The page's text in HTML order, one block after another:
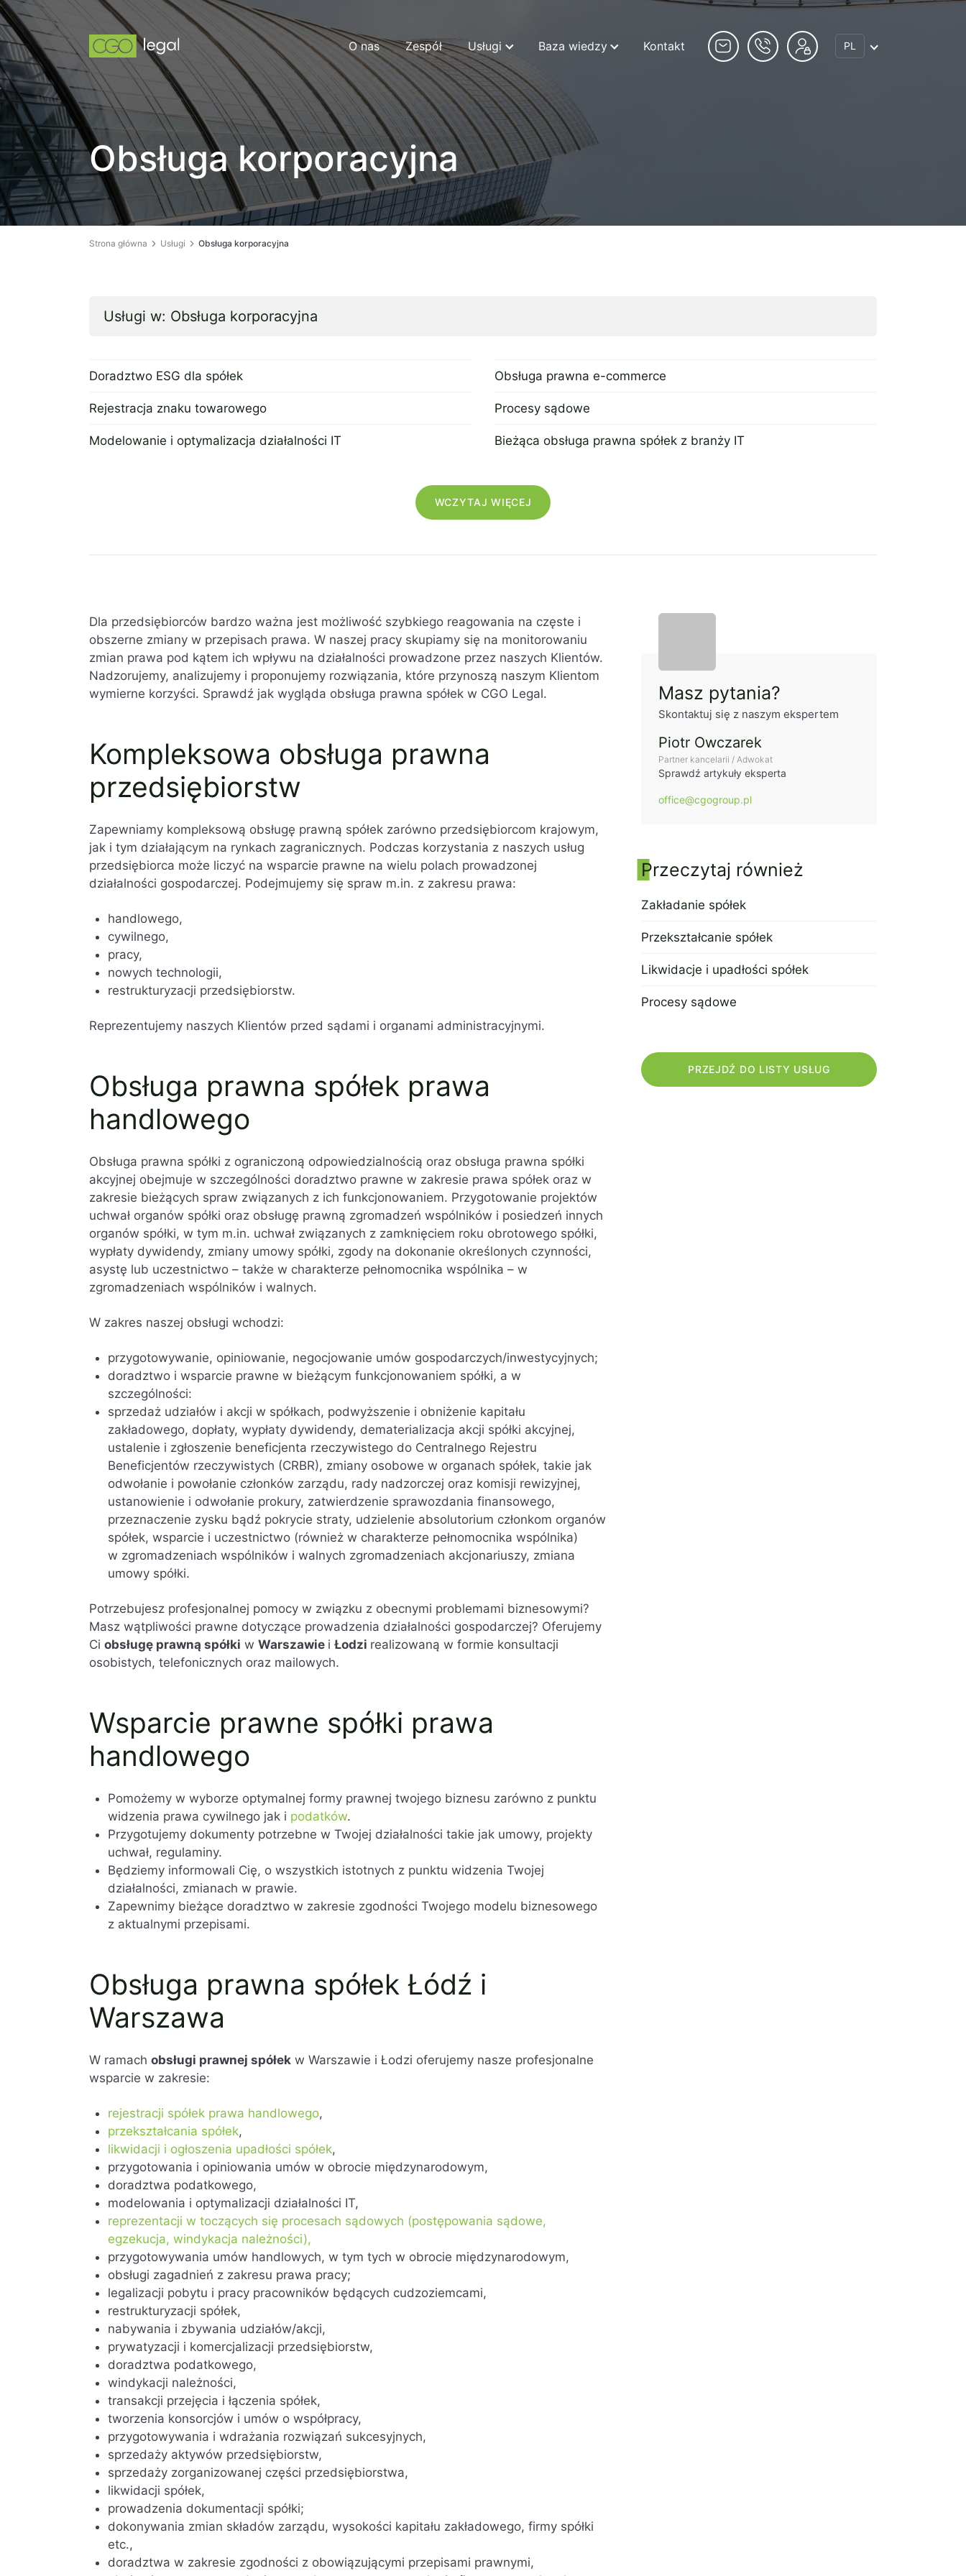
O nas Zespół Usługi Baza wiedzy Kontakt PL
Obsługa korporacyjna
Strona główna Usługi Obsługa korporacyjna
Usługi w: Obsługa korporacyjna
Doradztwo ESG dla spółek Obsługa prawna e-commerce
Rejestracja znaku towarowego Procesy sądowe
Modelowanie i optymalizacja działalności IT Bieżąca obsługa prawna spółek z branży IT
WCZYTAJ WIĘCEJ
Dla przedsiębiorców bardzo ważna jest możliwość szybkiego reagowania na częste i
obszerne zmiany w przepisach prawa. W naszej pracy skupiamy się na monitorowaniu
zmian prawa pod kątem ich wpływu na działalności prowadzone przez naszych Klientów.
Nadzorujemy, analizujemy i proponujemy rozwiązania, które przynoszą naszym Klientom
wymierne korzyści. Sprawdź jak wygląda obsługa prawna spółek w CGO Legal.
Kompleksowa obsługa prawna
przedsiębiorstw
Zapewniamy kompleksową obsługę prawną spółek zarówno przedsiębiorcom krajowym,
jak i tym działającym na rynkach zagranicznych. Podczas korzystania z naszych usług
przedsiębiorca może liczyć na wsparcie prawne na wielu polach prowadzonej
działalności gospodarczej. Podejmujemy się spraw m.in. z zakresu prawa:
handlowego,
cywilnego,
pracy,
nowych technologii,
restrukturyzacji przedsiębiorstw.
Reprezentujemy naszych Klientów przed sądami i organami administracyjnymi.
Obsługa prawna spółek prawa
handlowego
Obsługa prawna spółki z ograniczoną odpowiedzialnością oraz obsługa prawna spółki
akcyjnej obejmuje w szczególności doradztwo prawne w zakresie prawa spółek oraz w
zakresie bieżących spraw związanych z ich funkcjonowaniem. Przygotowanie projektów
uchwał organów spółki oraz obsługę prawną zgromadzeń wspólników i posiedzeń innych
organów spółki, w tym m.in. uchwał związanych z zamknięciem roku obrotowego spółki,
wypłaty dywidendy, zmiany umowy spółki, zgody na dokonanie określonych czynności,
asystę lub uczestnictwo – także w charakterze pełnomocnika wspólnika – w
zgromadzeniach wspólników i walnych.
W zakres naszej obsługi wchodzi:
przygotowywanie, opiniowanie, negocjowanie umów gospodarczych/inwestycyjnych;
doradztwo i wsparcie prawne w bieżącym funkcjonowaniem spółki, a w
szczególności:
sprzedaż udziałów i akcji w spółkach, podwyższenie i obniżenie kapitału
zakładowego, dopłaty, wypłaty dywidendy, dematerializacja akcji spółki akcyjnej,
ustalenie i zgłoszenie beneficjenta rzeczywistego do Centralnego Rejestru
Beneficjentów rzeczywistych (CRBR), zmiany osobowe w organach spółek, takie jak
odwołanie i powołanie członków zarządu, rady nadzorczej oraz komisji rewizyjnej,
ustanowienie i odwołanie prokury, zatwierdzenie sprawozdania finansowego,
przeznaczenie zysku bądź pokrycie straty, udzielenie absolutorium członkom organów
spółek, wsparcie i uczestnictwo (również w charakterze pełnomocnika wspólnika)
w zgromadzeniach wspólników i walnych zgromadzeniach akcjonariuszy, zmiana
umowy spółki.
Potrzebujesz profesjonalnej pomocy w związku z obecnymi problemami biznesowymi?
Masz wątpliwości prawne dotyczące prowadzenia działalności gospodarczej? Oferujemy
Ci obsługę prawną spółki w Warszawie i Łodzi realizowaną w formie konsultacji
osobistych, telefonicznych oraz mailowych.
Wsparcie prawne spółki prawa
handlowego
Pomożemy w wyborze optymalnej formy prawnej twojego biznesu zarówno z punktu
widzenia prawa cywilnego jak i podatków.
Przygotujemy dokumenty potrzebne w Twojej działalności takie jak umowy, projekty
uchwał, regulaminy.
Będziemy informowali Cię, o wszystkich istotnych z punktu widzenia Twojej
działalności, zmianach w prawie.
Zapewnimy bieżące doradztwo w zakresie zgodności Twojego modelu biznesowego
z aktualnymi przepisami.
Obsługa prawna spółek Łódź i
Warszawa
W ramach obsługi prawnej spółek w Warszawie i Łodzi oferujemy nasze profesjonalne
wsparcie w zakresie:
rejestracji spółek prawa handlowego,
przekształcania spółek,
likwidacji i ogłoszenia upadłości spółek,
przygotowania i opiniowania umów w obrocie międzynarodowym,
doradztwa podatkowego,
modelowania i optymalizacji działalności IT,
reprezentacji w toczących się procesach sądowych (postępowania sądowe,
egzekucja, windykacja należności),
przygotowywania umów handlowych, w tym tych w obrocie międzynarodowym,
obsługi zagadnień z zakresu prawa pracy;
legalizacji pobytu i pracy pracowników będących cudzoziemcami,
restrukturyzacji spółek,
nabywania i zbywania udziałów/akcji,
prywatyzacji i komercjalizacji przedsiębiorstw,
doradztwa podatkowego,
windykacji należności,
transakcji przejęcia i łączenia spółek,
tworzenia konsorcjów i umów o współpracy,
przygotowywania i wdrażania rozwiązań sukcesyjnych,
sprzedaży aktywów przedsiębiorstw,
sprzedaży zorganizowanej części przedsiębiorstwa,
likwidacji spółek,
prowadzenia dokumentacji spółki;
dokonywania zmian składów zarządu, wysokości kapitału zakładowego, firmy spółki
etc.,
doradztwa w zakresie zgodności z obowiązującymi przepisami prawnymi,
Masz pytania?
Skontaktuj się z naszym ekspertem
Piotr Owczarek
Partner kancelarii / Adwokat
Sprawdź artykuły eksperta
office@cgogroup.pl
Przeczytaj również
Zakładanie spółek
Przekształcanie spółek
Likwidacje i upadłości spółek
Procesy sądowe
PRZEJDŹ DO LISTY USŁUG